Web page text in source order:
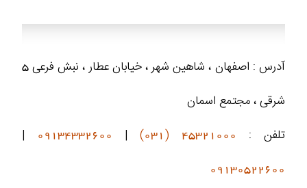
آدرس : اصفهان ، شاهین شهر ، خیابان عطار ، نبش فرعی 5
شرقی ، مجتمع اسمان
تلفن : 45321000 (031)
|
09134332600
|
09130522600